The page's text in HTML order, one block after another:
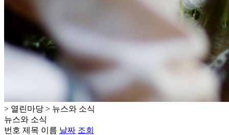
> 열린마당 > 뉴스와 소식
뉴스와 소식
번호 제목 이름 날짜 조회